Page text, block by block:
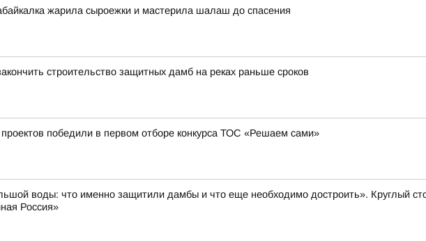
жарила сыроежки и мастерила шалаш до спасения
строительство защитных дамб на реках раньше сроков
победили в первом отборе конкурса ТОС «Решаем сами»
воды: что именно защитили дамбы и что еще необходимо достроить». Круглый
Россия»